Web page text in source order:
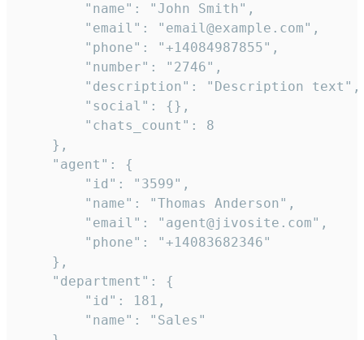
        "name": "John Smith",
        "email": "email@example.com",
        "phone": "+14084987855",
        "number": "2746",
        "description": "Description text",
        "social": {},
        "chats_count": 8
    },
    "agent": {
        "id": "3599",
        "name": "Thomas Anderson",
        "email": "agent@jivosite.com",
        "phone": "+14083682346"
    },
    "department": {
        "id": 181,
        "name": "Sales"